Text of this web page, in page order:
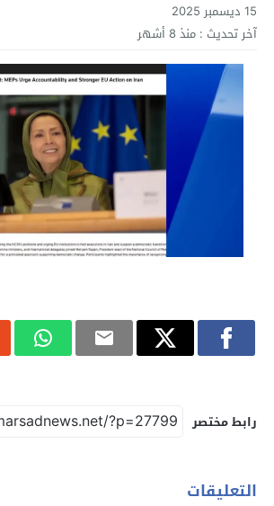
15 ديسمبر 2025
آخر تحديث : منذ 8 أشهر
رابط مختصر
التعليقات